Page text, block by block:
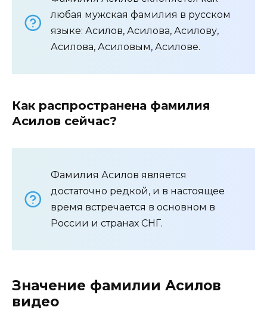
любая мужская фамилия в русском
языке: Асилов, Асилова, Асилову,
Асилова, Асиловым, Асилове.
Как распространена фамилия
Асилов сейчас?
Фамилия Асилов является
достаточно редкой, и в настоящее
время встречается в основном в
России и странах СНГ.
Значение фамилии Асилов
видео